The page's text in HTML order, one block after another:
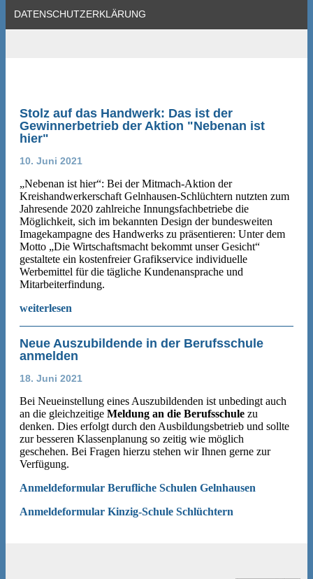
DATENSCHUTZERKLÄRUNG
Stolz auf das Handwerk: Das ist der
Gewinnerbetrieb der Aktion "Nebenan ist
hier"
10. Juni 2021
„Nebenan ist hier“: Bei der Mitmach-Aktion der
Kreishandwerkerschaft Gelnhausen-Schlüchtern nutzten zum
Jahresende 2020 zahlreiche Innungsfachbetriebe die
Möglichkeit, sich im bekannten Design der bundesweiten
Imagekampagne des Handwerks zu präsentieren: Unter dem
Motto „Die Wirtschaftsmacht bekommt unser Gesicht“
gestaltete ein kostenfreier Grafikservice individuelle
Werbemittel für die tägliche Kundenansprache und
Mitarbeiterfindung.
weiterlesen
Neue Auszubildende in der Berufsschule
anmelden
18. Juni 2021
Bei Neueinstellung eines Auszubildenden ist unbedingt auch
an die gleichzeitige Meldung an die Berufsschule zu
denken. Dies erfolgt durch den Ausbildungsbetrieb und sollte
zur besseren Klassenplanung so zeitig wie möglich
geschehen. Bei Fragen hierzu stehen wir Ihnen gerne zur
Verfügung.
Anmeldeformular Berufliche Schulen Gelnhausen
Anmeldeformular Kinzig-Schule Schlüchtern